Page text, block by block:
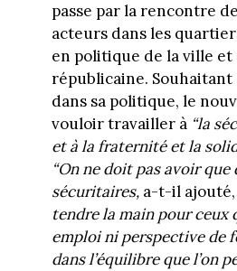
passe par la rencontre
acteurs dans les
en politique de la ville
républicaine. Souhaitant
dans sa politique, le
vouloir travailler à “la
et à la fraternité et la
“On ne doit pas avoir que
sécuritaires, a-t-il ajouté,
tendre la main pour ceux
emploi ni perspective de
dans l’équilibre que l’on